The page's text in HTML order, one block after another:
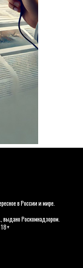
в России и мире.
Роскомнадзором.
18+